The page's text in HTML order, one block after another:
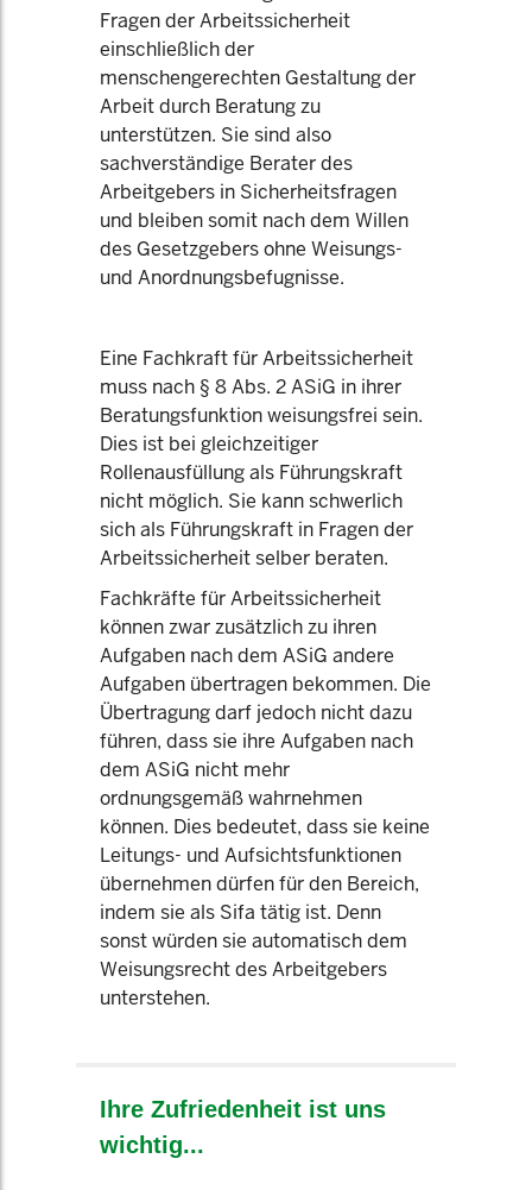
Fragen der Arbeitssicherheit
einschließlich der
menschengerechten Gestaltung der
Arbeit durch Beratung zu
unterstützen. Sie sind also
sachverständige Berater des
Arbeitgebers in Sicherheitsfragen
und bleiben somit nach dem Willen
des Gesetzgebers ohne Weisungs-
und Anordnungsbefugnisse.
Eine Fachkraft für Arbeitssicherheit
muss nach § 8 Abs. 2 ASiG in ihrer
Beratungsfunktion weisungsfrei sein.
Dies ist bei gleichzeitiger
Rollenausfüllung als Führungskraft
nicht möglich. Sie kann schwerlich
sich als Führungskraft in Fragen der
Arbeitssicherheit selber beraten.
Fachkräfte für Arbeitssicherheit
können zwar zusätzlich zu ihren
Aufgaben nach dem ASiG andere
Aufgaben übertragen bekommen. Die
Übertragung darf jedoch nicht dazu
führen, dass sie ihre Aufgaben nach
dem ASiG nicht mehr
ordnungsgemäß wahrnehmen
können. Dies bedeutet, dass sie keine
Leitungs- und Aufsichtsfunktionen
übernehmen dürfen für den Bereich,
indem sie als Sifa tätig ist. Denn
sonst würden sie automatisch dem
Weisungsrecht des Arbeitgebers
unterstehen.